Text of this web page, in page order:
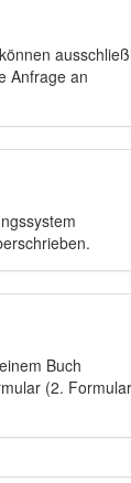
Anfrage an
Buch
(2.